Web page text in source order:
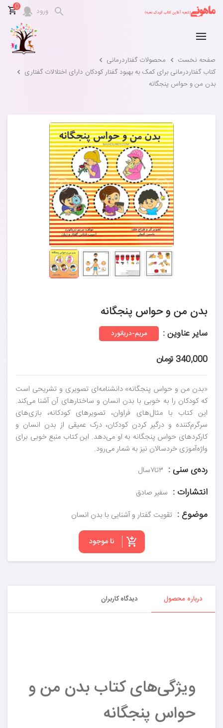
ورود 0
صفحه نخست
محصولات گفتاردرمانی
کتاب گفتاردرمانی برای کمک به بهبود گفتار کودکان دارای اختلالات گفتاری
بدن من و حواس پنجگانه
بدن من و حواس پنجگانه
سایر عناوین : مریم-دریانورد
340,000 تومان
«بدن من و حواس پنجگانه» دانشنامه‌ای تصویری و تشریحی است
که کودکان را به خوبی با بدن انسان و ساختارهای آن آشنا می‌کند.
این کتاب با مثال‌های فراوان، تصویرهای کودکانه، بازی‌های
سرگرم‌کننده و درگیر کردن کودکان، درک عمیقی از بدن انسان و
کارکردهای حواس پنجگانه به او می‌دهد. این کتاب منبع خوبی برای
واژه‌آموزی خردسالان نیز به شمار می‌رود.
رده‌ی سنی : ۳تا۷سال
انتشارات : سفیر صادق
موضوع : تقویت گفتار و آشنایی با بدن انسان
نا موجود
درباره محصول دیدگاه کاربران
ویژگی‌های کتاب بدن من و
حواس پنجگانه